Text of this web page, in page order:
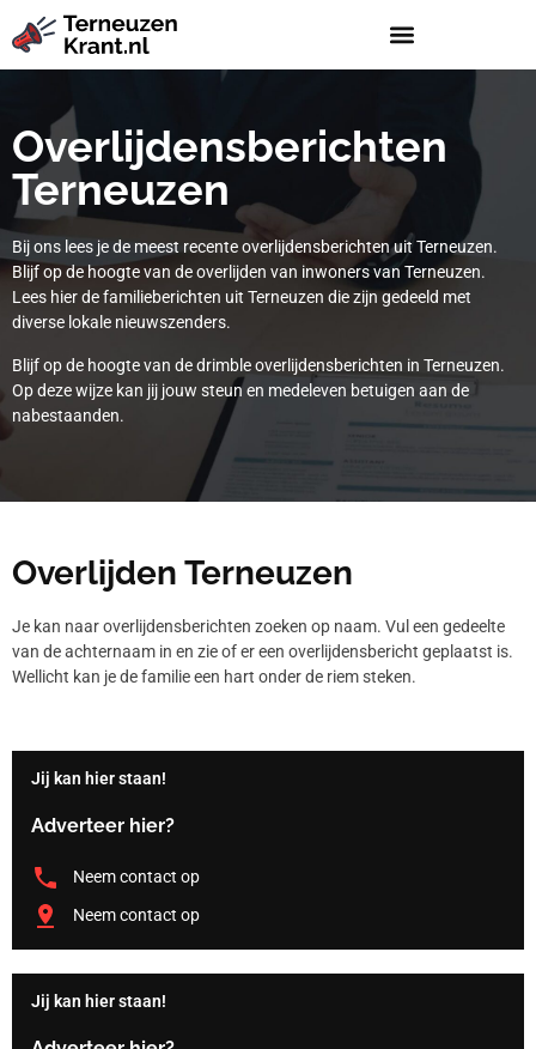
Overlijdensberichten
Terneuzen
Bij ons lees je de meest recente overlijdensberichten uit Terneuzen.
Blijf op de hoogte van de overlijden van inwoners van Terneuzen.
Lees hier de familieberichten uit Terneuzen die zijn gedeeld met
diverse lokale nieuwszenders.
Blijf op de hoogte van de drimble overlijdensberichten in Terneuzen.
Op deze wijze kan jij jouw steun en medeleven betuigen aan de
nabestaanden.
Overlijden Terneuzen
Je kan naar overlijdensberichten zoeken op naam. Vul een gedeelte
van de achternaam in en zie of er een overlijdensbericht geplaatst is.
Wellicht kan je de familie een hart onder de riem steken.
Jij kan hier staan!
Adverteer hier?
Neem contact op
Neem contact op
Jij kan hier staan!